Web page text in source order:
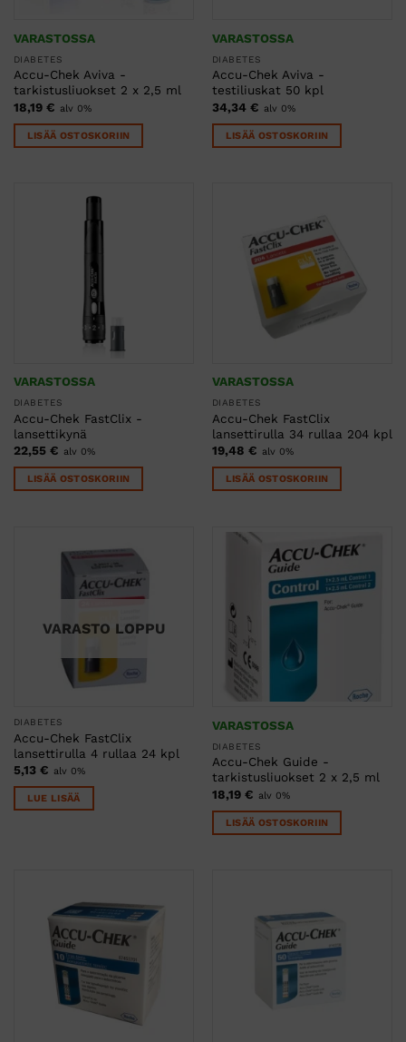
VARASTOSSA
DIABETES
Accu-Chek Aviva -
tarkistusliuokset 2 x 2,5 ml
18,19 € alv 0%
LISÄÄ OSTOSKORIIN
VARASTOSSA
DIABETES
Accu-Chek Aviva -
testiliuskat 50 kpl
34,34 € alv 0%
LISÄÄ OSTOSKORIIN
VARASTOSSA
DIABETES
Accu-Chek FastClix -
lansettikynä
22,55 € alv 0%
LISÄÄ OSTOSKORIIN
VARASTOSSA
DIABETES
Accu-Chek FastClix
lansettirulla 34 rullaa 204 kpl
19,48 € alv 0%
LISÄÄ OSTOSKORIIN
VARASTO LOPPU
DIABETES
Accu-Chek FastClix
lansettirulla 4 rullaa 24 kpl
5,13 € alv 0%
LUE LISÄÄ
VARASTOSSA
DIABETES
Accu-Chek Guide -
tarkistusliuokset 2 x 2,5 ml
18,19 € alv 0%
LISÄÄ OSTOSKORIIN